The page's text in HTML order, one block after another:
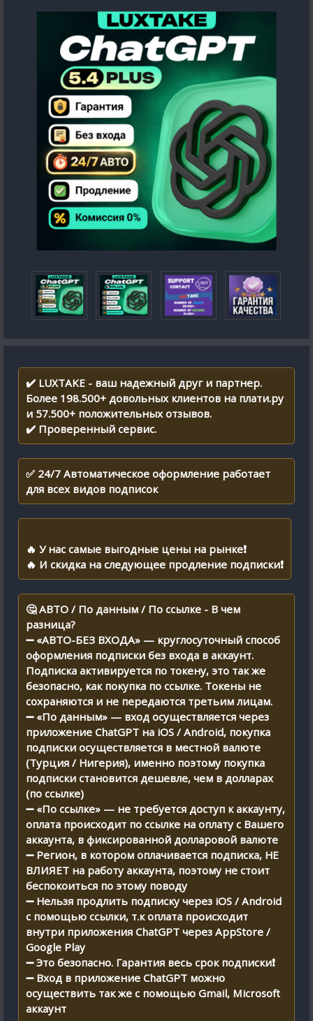
✔️ LUXTAKE - ваш надежный друг и партнер.
Более 198.500+ довольных клиентов на плати.ру
и 57.500+ положительных отзывов.
✔️ Проверенный сервис.
✅ 24/7 Автоматическое оформление работает
для всех видов подписок
🔥 У нас самые выгодные цены на рынке❗️
🔥 И скидка на следующее продление подписки❗️
🤔 АВТО / По данным / По ссылке - В чем
разница?
➖ «АВТО-БЕЗ ВХОДА» — круглосуточный способ
оформления подписки без входа в аккаунт.
Подписка активируется по токену, это так же
безопасно, как покупка по ссылке. Токены не
сохраняются и не передаются третьим лицам.
➖ «По данным» — вход осуществляется через
приложение ChatGPT на iOS / Android, покупка
подписки осуществляется в местной валюте
(Турция / Нигерия), именно поэтому покупка
подписки становится дешевле, чем в долларах
(по ссылке)
➖ «По ссылке» — не требуется доступ к аккаунту,
оплата происходит по ссылке на оплату с Вашего
аккаунта, в фиксированной долларовой валюте
➖ Регион, в котором оплачивается подписка, НЕ
ВЛИЯЕТ на работу аккаунта, поэтому не стоит
беспокоиться по этому поводу
➖ Нельзя продлить подписку через iOS / Android
с помощью ссылки, т.к оплата происходит
внутри приложения ChatGPT через AppStore /
Google Play
➖ Это безопасно. Гарантия весь срок подписки❗
➖ Вход в приложение ChatGPT можно
осуществить так же с помощью Gmail, Microsoft
аккаунт